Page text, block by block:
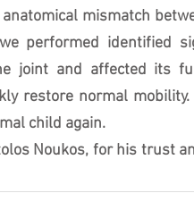
mismatch
performed identified
joint and affected its
restore normal
child again.
Noukos, for his trust